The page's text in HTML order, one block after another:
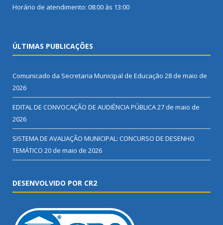
Horário de atendimento: 08:00 às 13:00
ÚLTIMAS PUBLICAÇÕES
Comunicado da Secretaria Municipal de Educação 28 de maio de
2026
EDITAL DE CONVOCAÇÃO DE AUDIÊNCIA PÚBLICA27 de maio de
2026
SISTEMA DE AVALIAÇÃO MUNICIPAL: CONCURSO DE DESENHO
TEMÁTICO 20 de maio de 2026
DESENVOLVIDO POR CR2